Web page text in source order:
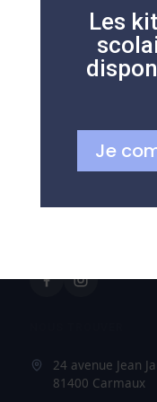
Maison de la
Carmausine
24 avenue Jean
81400 Carmaux
Les
Je